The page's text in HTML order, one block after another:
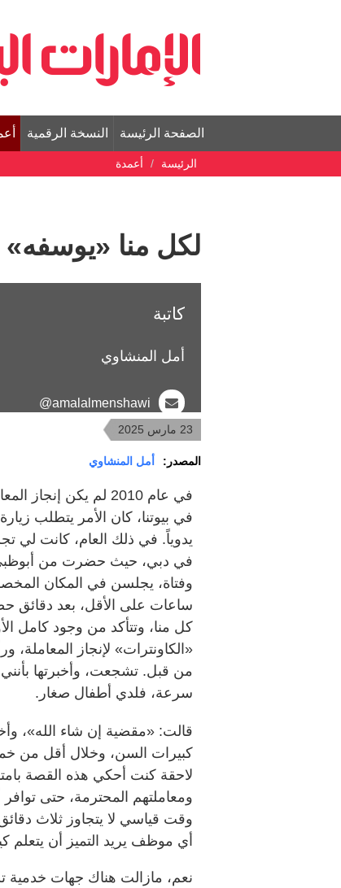
الصفحة الرئيسة النسخة الرقمية
الرئيسة أعمدة
لكل منا «يوسفه»
كاتبة
أمل المنشاوي
amalalmenshawi@
23 مارس 2025
المصدر: أمل المنشاوي
في عام 2010 لم يكن
في بيوتنا، كان الأمر يتطلب
يدوياً. في ذلك العام، كانت لي
وفتاة، يجلسن في المكان
ساعات على الأقل، بعد دقائق
كل منا، وتتأكد من وجود كامل
«الكاونترات» لإنجاز
من قبل. تشجعت، وأخبرتها
سرعة، فلدي أطفال صغار.
قالت: «مقضية إن شاء الله»،
كبيرات السن، وخلال أقل من
لاحقة كنت أحكي هذه القصة
وقت قياسي لا يتجاوز ثلاث
أي موظف يريد التميز أن
نعم، مازالت هناك جهات